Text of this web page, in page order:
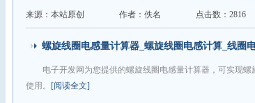
来源：本站原创 作者：佚名 点击数：2816
螺旋线圈电感量计算器_螺旋线圈电感计算_线圈
电子开发网为您提供的螺旋线圈电感量计算器，可实现
使用。 [阅读全文]